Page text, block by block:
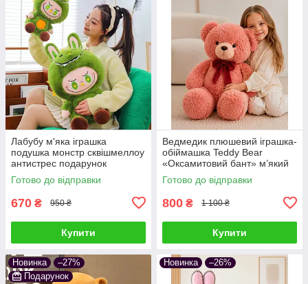
Лабубу м'яка іграшка
подушка монстр сквішмеллоу
антистрес подарунок
Готово до відправки
670 ₴ 950 ₴
Купити
Ведмедик плюшевий іграшка-
обіймашка Teddy Bear
«Оксамитовий бант» м’який
подушка сквішмеллоу
антистрес подарунок дітям та
Готово до відправки
800 ₴ 1 100 ₴
Купити
Новинка
–27%
Подарунок
Новинка –26%